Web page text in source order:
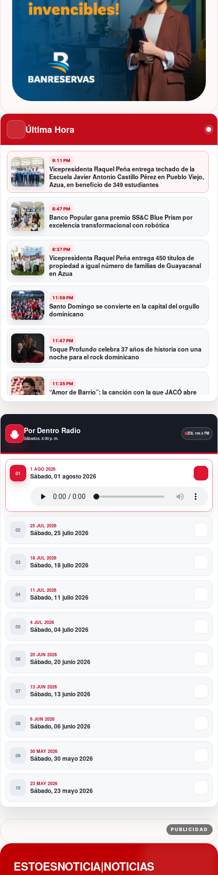
Última Hora
9:11 PM
Vicepresidenta Raquel Peña entrega techado de la
Escuela Javier Antonio Castillo Pérez en Pueblo Viejo,
Azua, en beneficio de 349 estudiantes
8:47 PM
Banco Popular gana premio SS&C Blue Prism por
excelencia transformacional con robótica
8:37 PM
Vicepresidenta Raquel Peña entrega 450 títulos de
propiedad a igual número de familias de Guayacanal
en Azua
11:59 PM
Santo Domingo se convierte en la capital del orgullo
dominicano
11:47 PM
Toque Profundo celebra 37 años de historia con una
noche para el rock dominicano
11:35 PM
“Amor de Barrio”: la canción con la que JACÓ abre
un nuevo capítulo en la bachata
Presidente Abinader participa en la transmisión de
mando presidencial de Abelardo de la Espriella en
10:34 PM
Presidente Abinader participa en la transmisión de
Colombia
Por Dentro Radio
Sábados, 4:00 p. m.
1 AGO 2026
Sábado, 01 agosto 2026
25 JUL 2026
Sábado, 25 julio 2026
18 JUL 2026
Sábado, 18 julio 2026
11 JUL 2026
Sábado, 11 julio 2026
4 JUL 2026
Sábado, 04 julio 2026
20 JUN 2026
Sábado, 20 junio 2026
13 JUN 2026
Sábado, 13 junio 2026
6 JUN 2026
Sábado, 06 junio 2026
30 MAY 2026
Sábado, 30 mayo 2026
23 MAY 2026
Sábado, 23 mayo 2026
PUBLICIDAD
ESTOESNOTICIA|NOTICIAS